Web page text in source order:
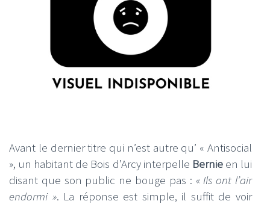
Avant le dernier titre qui n’est autre qu’ « Antisocial
», un habitant de Bois d’Arcy interpelle Bernieen lui
disant que son public ne bouge pas : « Ils ont l’air
endormi ». La réponse est simple, il suffit de voir